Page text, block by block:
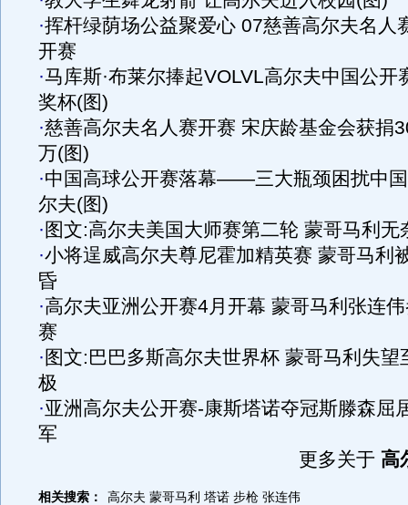
·挥杆绿荫场公益聚爱心 07慈善高尔夫名人
开赛
·马库斯·布莱尔捧起VOLVL高尔夫中国公开
奖杯(图)
·慈善高尔夫名人赛开赛 宋庆龄基金会获捐
万(图)
·中国高球公开赛落幕——三大瓶颈困扰中
尔夫(图)
· 图文:高尔夫美国大师赛第二轮 蒙哥马利无
·小将逞威高尔夫尊尼霍加精英赛 蒙哥马利
昏
·高尔夫亚洲公开赛4月开幕 蒙哥马利张连
赛
· 图文:巴巴多斯高尔夫世界杯 蒙哥马利失望
极
·亚洲高尔夫公开赛-康斯塔诺夺冠斯滕森屈
军
更多关于 高
相关搜索： 高尔夫 蒙哥马利 塔诺 步枪 张连伟